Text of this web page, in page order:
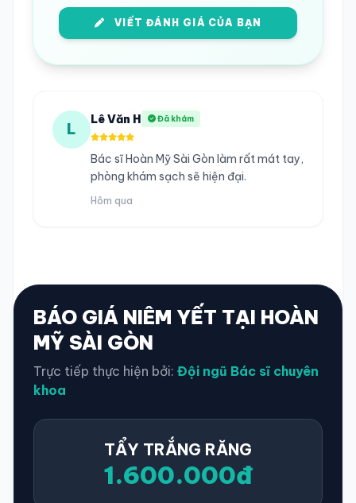
VIẾT ĐÁNH GIÁ CỦA BẠN
L
Lê Văn H Đã khám
Bác sĩ Hoàn Mỹ Sài Gòn làm rất mát tay,
phòng khám sạch sẽ hiện đại.
Hôm qua
BÁO GIÁ NIÊM YẾT TẠI HOÀN
MỸ SÀI GÒN
Trực tiếp thực hiện bởi: Đội ngũ Bác sĩ chuyên
khoa
TẨY TRẮNG RĂNG
1.600.000đ